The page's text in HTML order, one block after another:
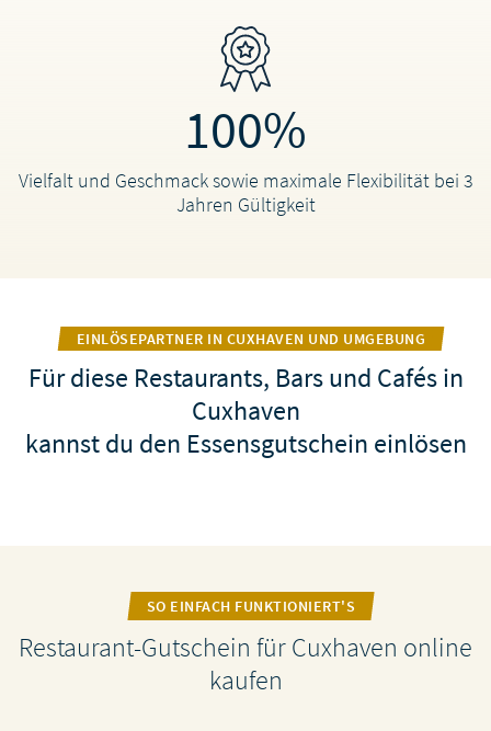
100%
Vielfalt und Geschmack sowie maximale Flexibilität bei 3
Jahren Gültigkeit
EINLÖSEPARTNER IN CUXHAVEN UND UMGEBUNG
Für diese Restaurants, Bars und Cafés in
Cuxhaven
kannst du den Essensgutschein einlösen
SO EINFACH FUNKTIONIERT'S
Restaurant-Gutschein für Cuxhaven online
kaufen